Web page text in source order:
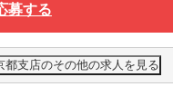
募する
支店のその他の求人を見る